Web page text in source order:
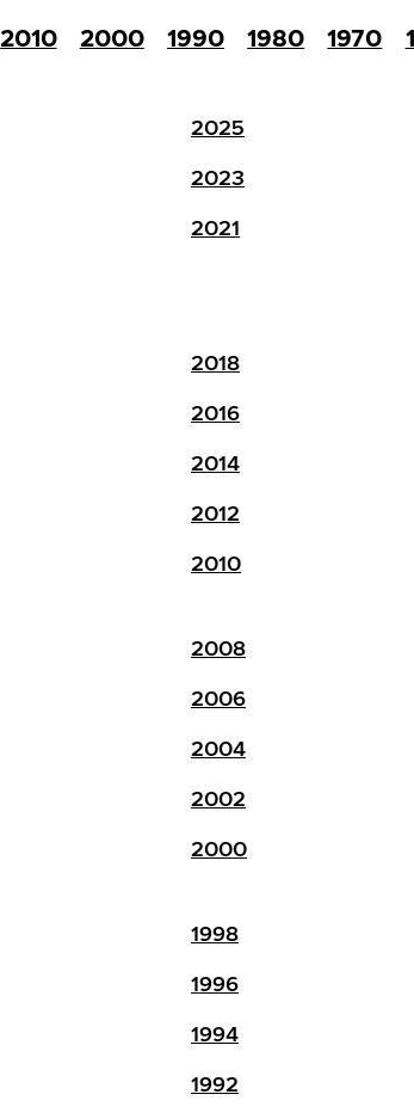
2010 2000 1990 1980 1970
2025
2023
2021
2018
2016
2014
2012
2010
2008
2006
2004
2002
2000
1998
1996
1994
1992